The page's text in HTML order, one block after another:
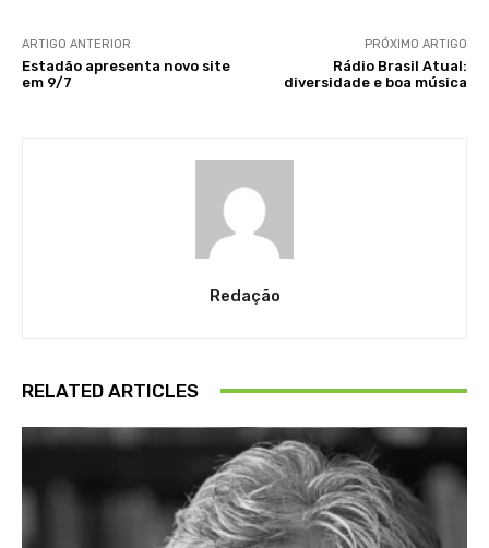
ARTIGO ANTERIOR
Estadão apresenta novo site
em 9/7
PRÓXIMO ARTIGO
Rádio Brasil Atual:
diversidade e boa música
Redação
RELATED ARTICLES